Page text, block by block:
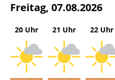
Freitag, 07.08.2026
20 Uhr 21 Uhr 22 Uhr